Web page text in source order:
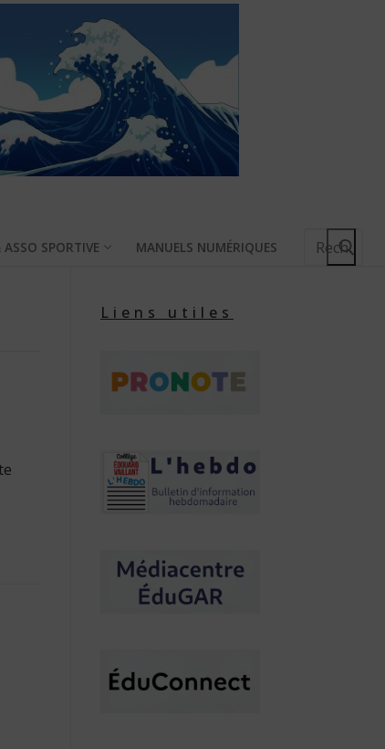
SPORTIVE MANUELS NUMÉRIQUES
Rechercher
Liens utiles